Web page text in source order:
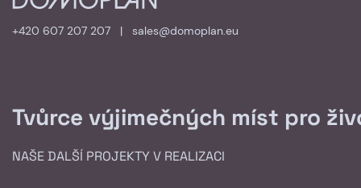
+420 607 207 207 | sales@domoplan.eu
Tvůrce výjimečných míst pro
NAŠE DALŠÍ PROJEKTY V REALIZACI